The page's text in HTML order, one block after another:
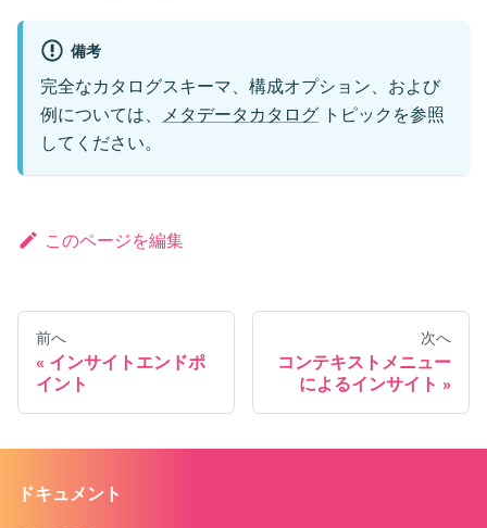
備考
完全なカタログスキーマ、構成オプション、および
例については、
メタデータカタログ トピックを参照
してください。
このページを編集
前へ
インサイトエンドポ
イント
次へ
コンテキストメニュー
によるインサイト
ドキュメント